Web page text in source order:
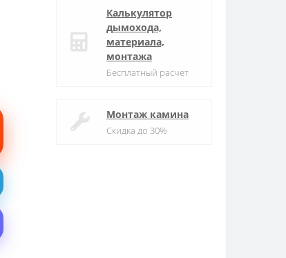
Калькулятор
дымохода,
материала,
монтажа
Бесплатный расчет
Монтаж камина
Скидка до 30%